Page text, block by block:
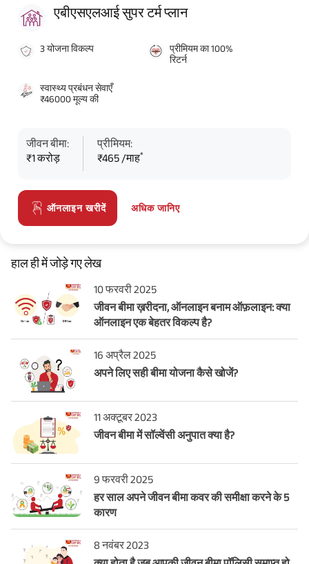
एबीएसएलआई सुपर टर्म प्लान
3 योजना विकल्प
प्रीमियम का 100%
रिटर्न
स्वास्थ्य प्रबंधन सेवाएँ
₹46000 मूल्य की
जीवन बीमा:
₹1 करोड़
प्रीमियम:
₹465 /माह*
ऑनलाइन खरीदें अधिक जानिए
हाल ही में जोड़े गए लेख
10 फरवरी 2025
जीवन बीमा ख़रीदना, ऑनलाइन बनाम ऑफ़लाइन: क्या
ऑनलाइन एक बेहतर विकल्प है?
16 अप्रैल 2025
अपने लिए सही बीमा योजना कैसे खोजें?
11 अक्टूबर 2023
जीवन बीमा में सॉल्वेंसी अनुपात क्या है?
9 फरवरी 2025
हर साल अपने जीवन बीमा कवर की समीक्षा करने के 5
कारण
8 नवंबर 2023